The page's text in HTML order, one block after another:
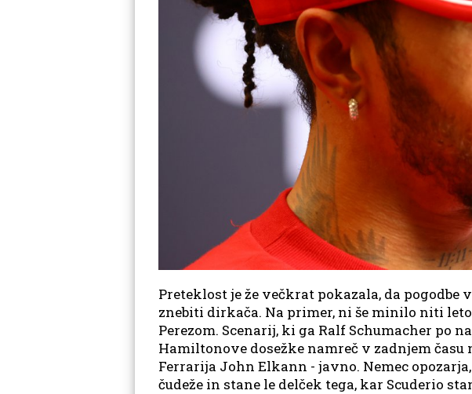
Preteklost je že večkrat pokazala, da
znebiti dirkača. Na primer, ni še minilo niti
Perezom. Scenarij, ki ga Ralf Schumacher po
Hamiltonove dosežke namreč v zadnjem
Ferrarija John Elkann - javno. Nemec
čudeže in stane le delček tega, kar Scuderio